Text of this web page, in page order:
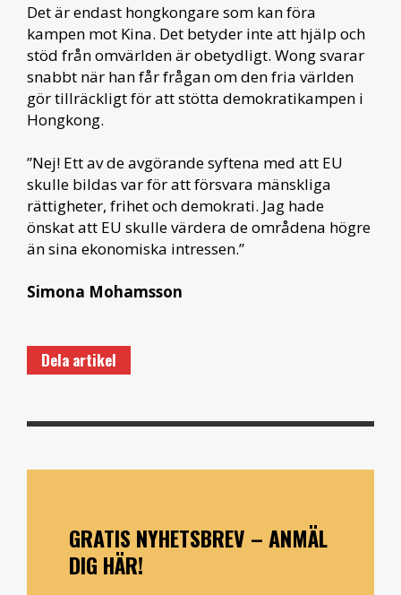
Det är endast hongkongare som kan föra
kampen mot Kina. Det betyder inte att hjälp och
stöd från omvärlden är obetydligt. Wong svarar
snabbt när han får frågan om den fria världen
gör tillräckligt för att stötta demokratikampen i
Hongkong.
”Nej! Ett av de avgörande syftena med att EU
skulle bildas var för att försvara mänskliga
rättigheter, frihet och demokrati. Jag hade
önskat att EU skulle värdera de områdena högre
än sina ekonomiska intressen.”
Simona Mohamsson
Dela artikel
GRATIS NYHETSBREV – ANMÄL
DIG HÄR!